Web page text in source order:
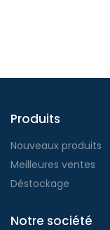
Produits
Nouveaux produits
Meilleures ventes
Déstockage
Notre société